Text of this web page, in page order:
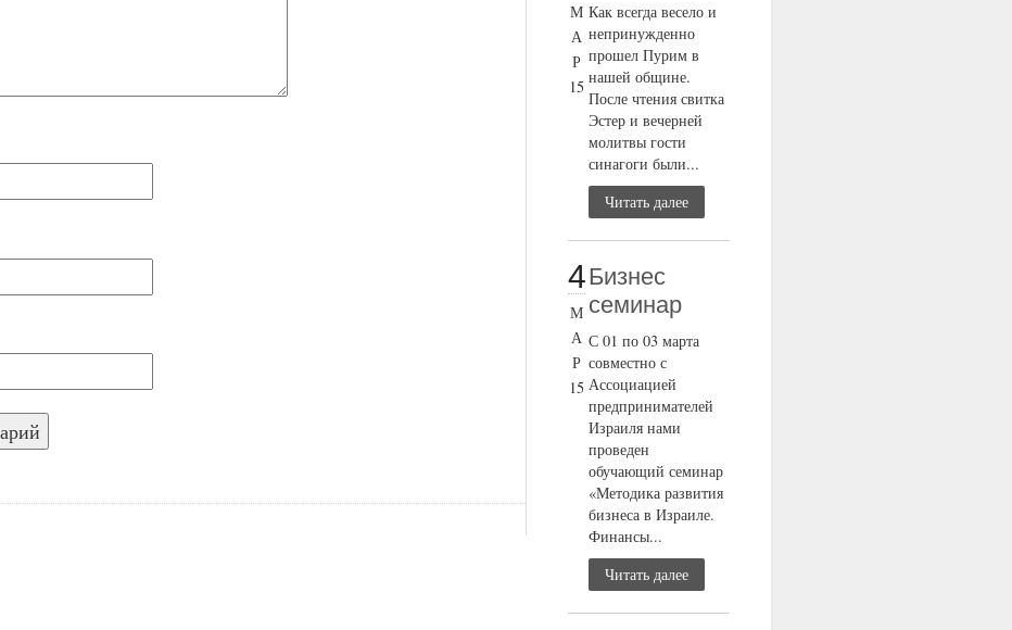
М
А
Р
15
Как всегда весело и
непринужденно
прошел Пурим в
нашей общине.
После чтения свитка
Эстер и вечерней
молитвы гости
синагоги были...
Читать далее
4
М
А
Р
15
Бизнес
семинар
С 01 по 03 марта
совместно с
Ассоциацией
предпринимателей
Израиля нами
проведен
обучающий семинар
«Методика развития
бизнеса в Израиле.
Финансы...
Читать далее